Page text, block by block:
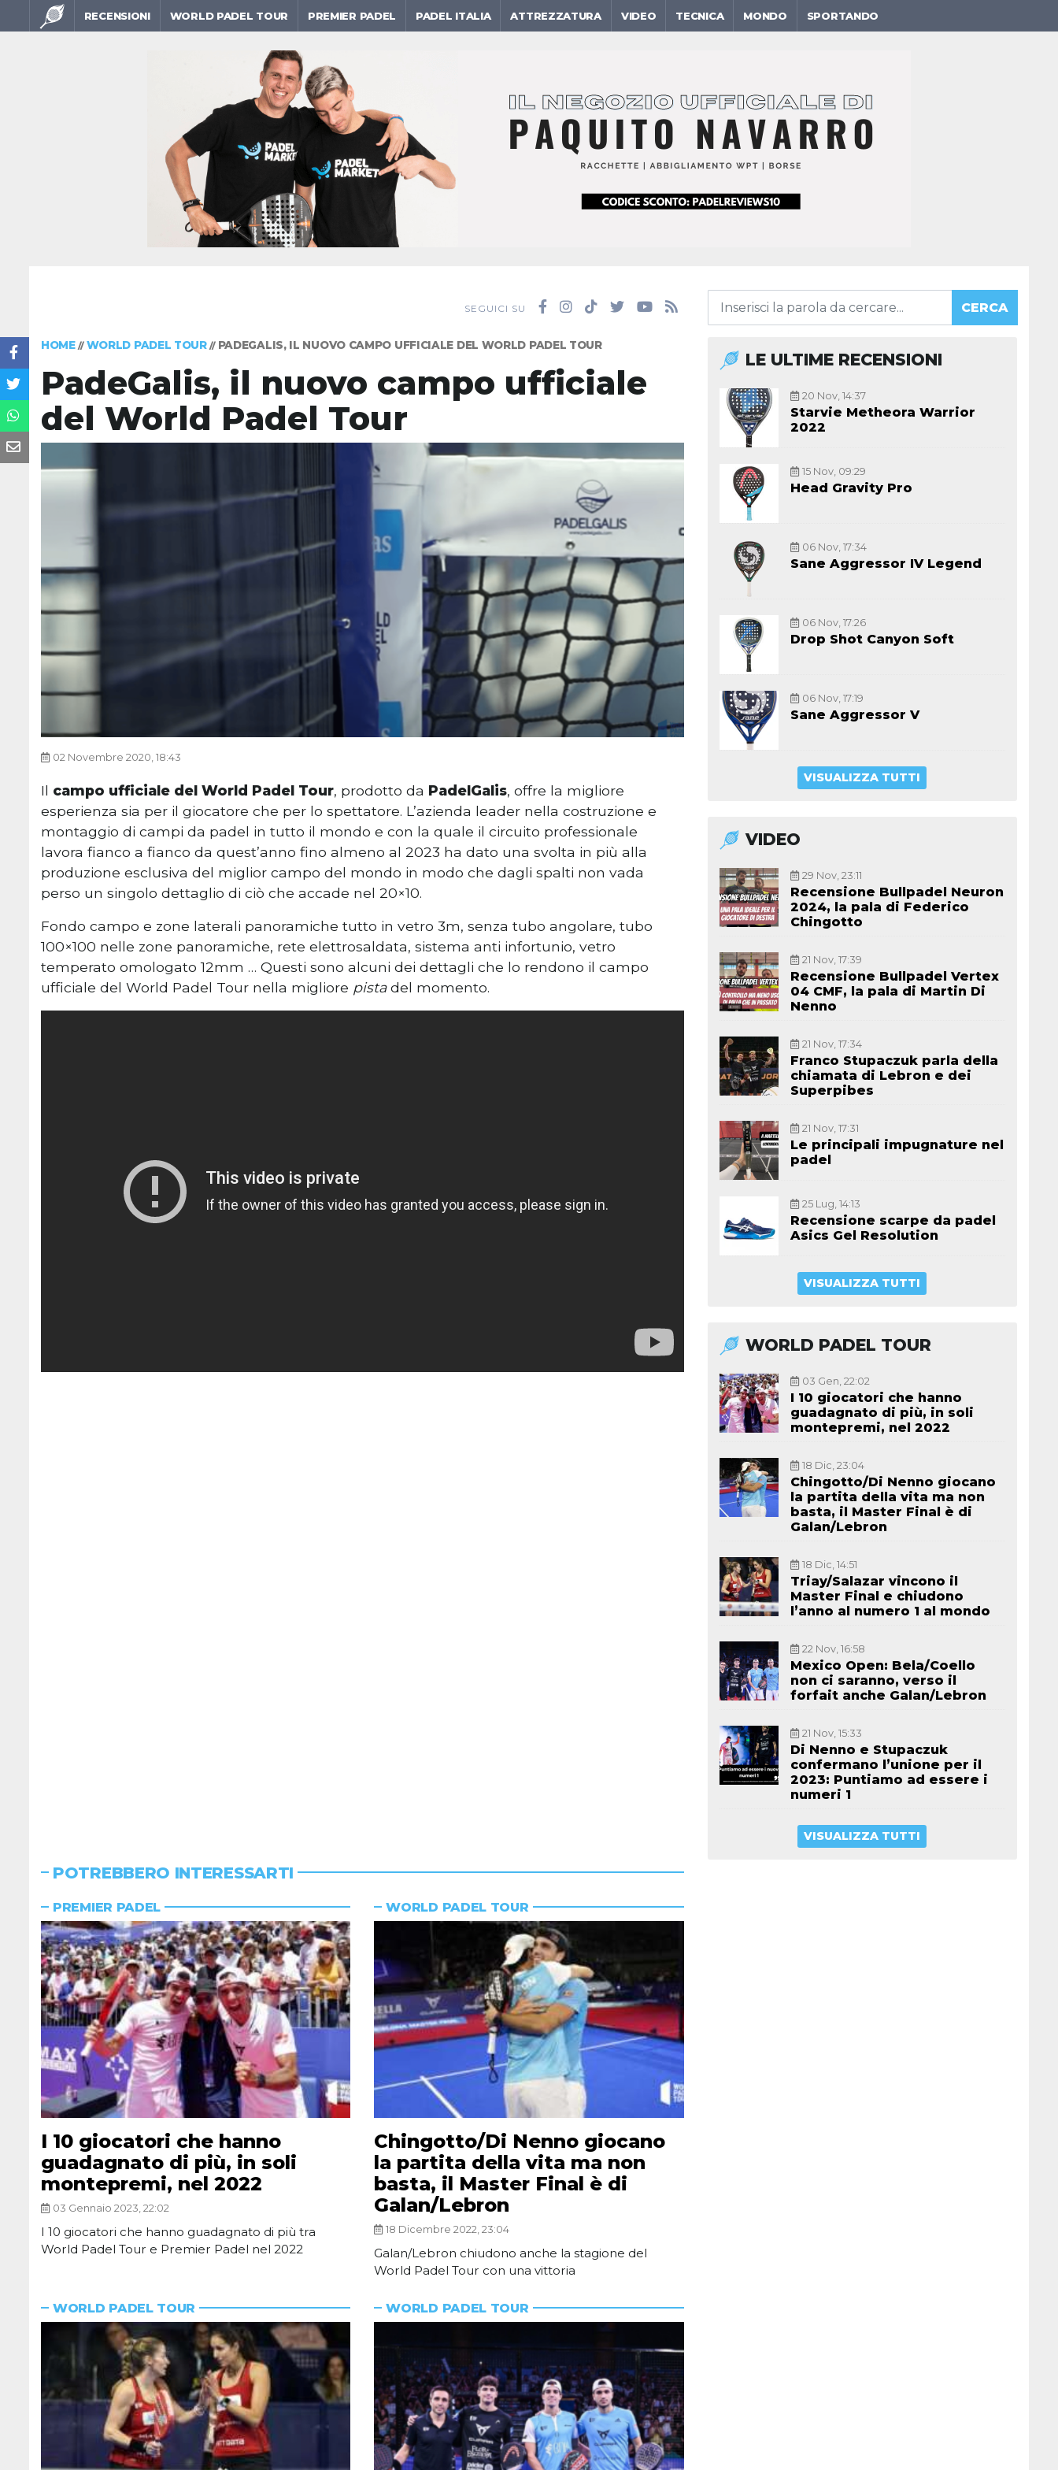
RECENSIONI WORLD PADEL TOUR PREMIER PADEL PADEL ITALIA ATTREZZATURA VIDEO TECNICA MONDO SPORTANDO
SEGUICI SU CERCA
HOME// WORLD PADEL TOUR// PADEGALIS, IL NUOVO CAMPO UFFICIALE DEL WORLD PADEL TOUR
PadeGalis, il nuovo campo ufficiale
del World Padel Tour
02 Novembre 2020, 18:43
Il campo ufficiale del World Padel Tour, prodotto da PadelGalis, offre la migliore
esperienza sia per il giocatore che per lo spettatore. L’azienda leader nella costruzione e
montaggio di campi da padel in tutto il mondo e con la quale il circuito professionale
lavora fianco a fianco da quest’anno fino almeno al 2023 ha dato una svolta in più alla
produzione esclusiva del miglior campo del mondo in modo che dagli spalti non vada
perso un singolo dettaglio di ciò che accade nel 20×10.
Fondo campo e zone laterali panoramiche tutto in vetro 3m, senza tubo angolare, tubo
100×100 nelle zone panoramiche, rete elettrosaldata, sistema anti infortunio, vetro
temperato omologato 12mm … Questi sono alcuni dei dettagli che lo rendono il campo
ufficiale del World Padel Tour nella migliore pistadel momento.
POTREBBERO INTERESSARTI
PREMIER PADEL
I 10 giocatori che hanno
guadagnato di più, in soli
montepremi, nel 2022
03 Gennaio 2023, 22:02
I 10 giocatori che hanno guadagnato di più tra
World Padel Tour e Premier Padel nel 2022
WORLD PADEL TOUR
Chingotto/Di Nenno giocano
la partita della vita ma non
basta, il Master Final è di
Galan/Lebron
18 Dicembre 2022, 23:04
Galan/Lebron chiudono anche la stagione del
World Padel Tour con una vittoria
WORLD PADEL TOUR WORLD PADEL TOUR
LE ULTIME RECENSIONI
20 Nov, 14:37
Starvie Metheora Warrior
2022
15 Nov, 09:29
Head Gravity Pro
06 Nov, 17:34
Sane Aggressor IV Legend
06 Nov, 17:26
Drop Shot Canyon Soft
06 Nov, 17:19
Sane Aggressor V
VISUALIZZA TUTTI
VIDEO
29 Nov, 23:11
Recensione Bullpadel Neuron
2024, la pala di Federico
Chingotto
21 Nov, 17:39
Recensione Bullpadel Vertex
04 CMF, la pala di Martin Di
Nenno
21 Nov, 17:34
Franco Stupaczuk parla della
chiamata di Lebron e dei
Superpibes
21 Nov, 17:31
Le principali impugnature nel
padel
25 Lug, 14:13
Recensione scarpe da padel
Asics Gel Resolution
VISUALIZZA TUTTI
WORLD PADEL TOUR
03 Gen, 22:02
I 10 giocatori che hanno
guadagnato di più, in soli
montepremi, nel 2022
18 Dic, 23:04
Chingotto/Di Nenno giocano
la partita della vita ma non
basta, il Master Final è di
Galan/Lebron
18 Dic, 14:51
Triay/Salazar vincono il
Master Final e chiudono
l’anno al numero 1 al mondo
22 Nov, 16:58
Mexico Open: Bela/Coello
non ci saranno, verso il
forfait anche Galan/Lebron
21 Nov, 15:33
Di Nenno e Stupaczuk
confermano l’unione per il
2023: Puntiamo ad essere i
numeri 1
VISUALIZZA TUTTI